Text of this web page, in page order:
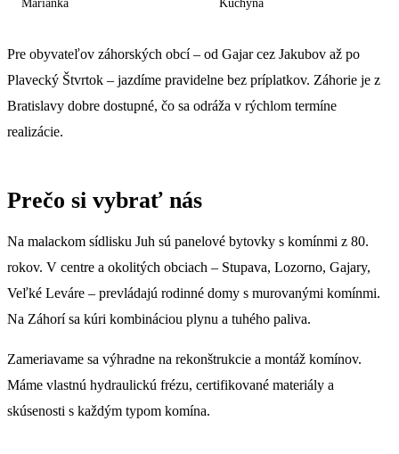
Marianka Kuchyňa
Pre obyvateľov záhorských obcí – od Gajar cez Jakubov až po
Plavecký Štvrtok – jazdíme pravidelne bez príplatkov. Záhorie je z
Bratislavy dobre dostupné, čo sa odráža v rýchlom termíne
realizácie.
Prečo si vybrať nás
Na malackom sídlisku Juh sú panelové bytovky s komínmi z 80.
rokov. V centre a okolitých obciach – Stupava, Lozorno, Gajary,
Veľké Leváre – prevládajú rodinné domy s murovanými komínmi.
Na Záhorí sa kúri kombináciou plynu a tuhého paliva.
Zameriavame sa výhradne na rekonštrukcie a montáž komínov.
Máme vlastnú hydraulickú frézu, certifikované materiály a
skúsenosti s každým typom komína.